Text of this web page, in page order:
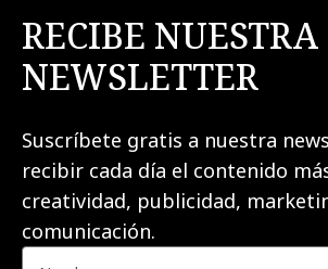
RECIBE NUESTRA
NEWSLETTER
Suscríbete gratis a nuestra
recibir cada día el contenido
creatividad, publicidad,
comunicación.